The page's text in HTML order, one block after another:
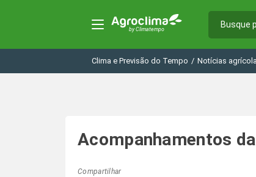
Clima e Previsão do Tempo / Notícias
Acompanhamentos
Compartilhar